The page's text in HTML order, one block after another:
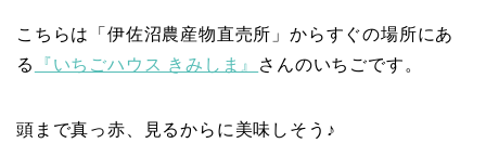
こちらは「伊佐沼農産物直売所」からすぐの場所にあ
る
『いちごハウス きみしま』 さんのいちごです。
頭まで真っ赤、見るからに美味しそう♪